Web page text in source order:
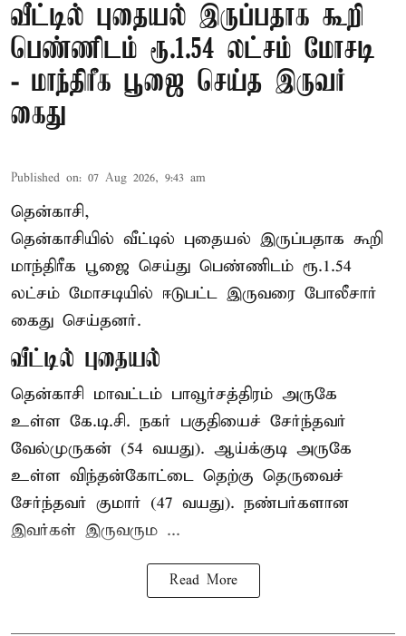
வீட்டில் புதையல் இருப்பதாக கூறி
பெண்ணிடம் ரூ.1.54 லட்சம் மோசடி
- மாந்திரீக பூஜை செய்த இருவர்
கைது
Published on: 07 Aug 2026, 9:43 am
தென்காசி,
தென்காசியில் வீட்டில் புதையல் இருப்பதாக கூறி
மாந்திரீக பூஜை செய்து பெண்ணிடம் ரூ.1.54
லட்சம் மோசடியில் ஈடுபட்ட இருவரை போலீசார்
கைது செய்தனர்.
வீட்டில் புதையல்
தென்காசி மாவட்டம் பாவூர்சத்திரம் அருகே
உள்ள கே.டி.சி. நகர் பகுதியைச் சேர்ந்தவர்
வேல்முருகன் (54 வயது). ஆய்க்குடி அருகே
உள்ள விந்தன்கோட்டை தெற்கு தெருவைச்
சேர்ந்தவர் குமார் (47 வயது). நண்பர்களான
இவர்கள் இருவரும ...
Read More